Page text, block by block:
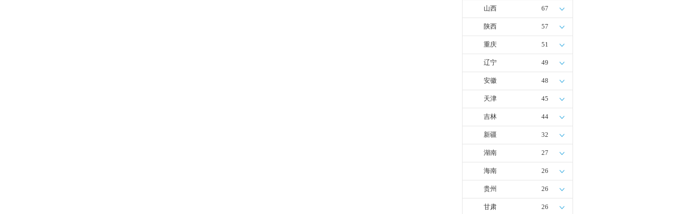
山西 67
陕西 57
重庆 51
辽宁 49
安徽 48
天津 45
吉林 44
新疆 32
湖南 27
海南 26
贵州 26
甘肃 26